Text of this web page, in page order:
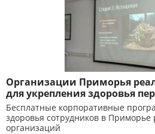
Организации Приморья
для укрепления здоровья
Бесплатные корпоративные
здоровья сотрудников в Приморье
организаций